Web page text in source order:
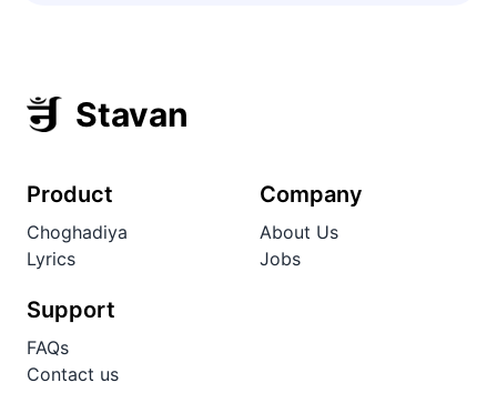
Stavan
Product
Choghadiya
Lyrics
Company
About Us
Jobs
Support
FAQs
Contact us